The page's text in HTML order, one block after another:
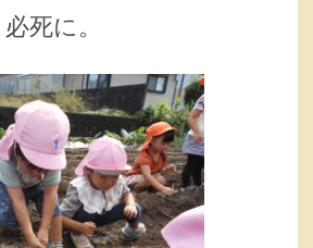
死に。